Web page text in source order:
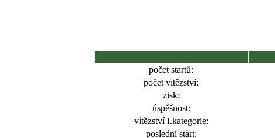
počet startů:
počet vítězství:
zisk:
úspěšnost:
vítězství I.kategorie:
poslední start: